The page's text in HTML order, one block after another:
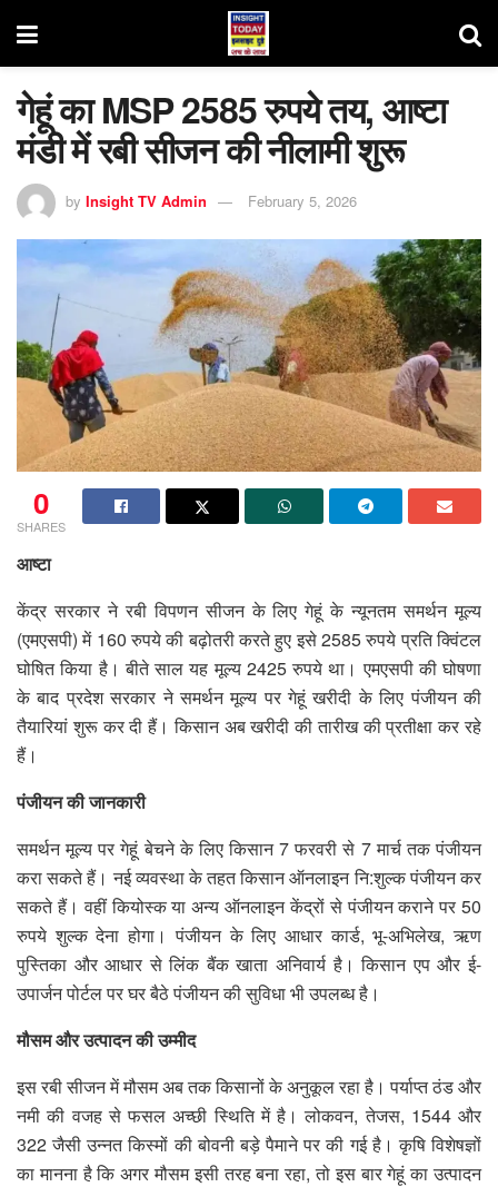
गेहूं का MSP 2585 रुपये तय, आष्टा
मंडी में रबी सीजन की नीलामी शुरू
by Insight TV Admin February 5, 2026
0
SHARES
आष्टा
केंद्र सरकार ने रबी विपणन सीजन के लिए गेहूं के न्यूनतम समर्थन मूल्य
(एमएसपी) में 160 रुपये की बढ़ोतरी करते हुए इसे 2585 रुपये प्रति क्विंटल
घोषित किया है। बीते साल यह मूल्य 2425 रुपये था। एमएसपी की घोषणा
के बाद प्रदेश सरकार ने समर्थन मूल्य पर गेहूं खरीदी के लिए पंजीयन की
तैयारियां शुरू कर दी हैं। किसान अब खरीदी की तारीख की प्रतीक्षा कर रहे
हैं।
पंजीयन की जानकारी
समर्थन मूल्य पर गेहूं बेचने के लिए किसान 7 फरवरी से 7 मार्च तक पंजीयन
करा सकते हैं। नई व्यवस्था के तहत किसान ऑनलाइन नि:शुल्क पंजीयन कर
सकते हैं। वहीं कियोस्क या अन्य ऑनलाइन केंद्रों से पंजीयन कराने पर 50
रुपये शुल्क देना होगा। पंजीयन के लिए आधार कार्ड, भू-अभिलेख, ऋण
पुस्तिका और आधार से लिंक बैंक खाता अनिवार्य है। किसान एप और ई-
उपार्जन पोर्टल पर घर बैठे पंजीयन की सुविधा भी उपलब्ध है।
मौसम और उत्पादन की उम्मीद
इस रबी सीजन में मौसम अब तक किसानों के अनुकूल रहा है। पर्याप्त ठंड और
नमी की वजह से फसल अच्छी स्थिति में है। लोकवन, तेजस, 1544 और
322 जैसी उन्नत किस्मों की बोवनी बड़े पैमाने पर की गई है। कृषि विशेषज्ञों
का मानना है कि अगर मौसम इसी तरह बना रहा, तो इस बार गेहूं का उत्पादन